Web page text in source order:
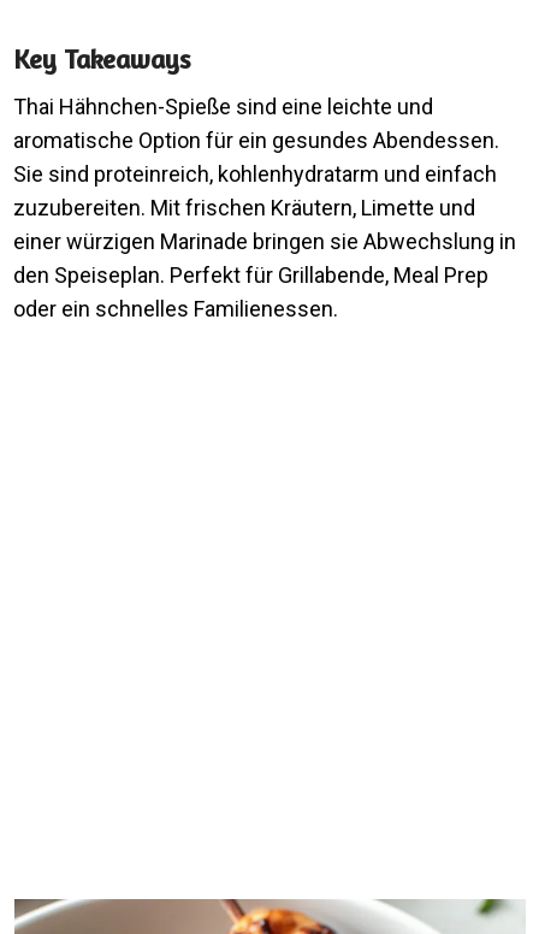
Key Takeaways
Thai Hähnchen-Spieße sind eine leichte und
aromatische Option für ein gesundes Abendessen.
Sie sind proteinreich, kohlenhydratarm und einfach
zuzubereiten. Mit frischen Kräutern, Limette und
einer würzigen Marinade bringen sie Abwechslung in
den Speiseplan. Perfekt für Grillabende, Meal Prep
oder ein schnelles Familienessen.